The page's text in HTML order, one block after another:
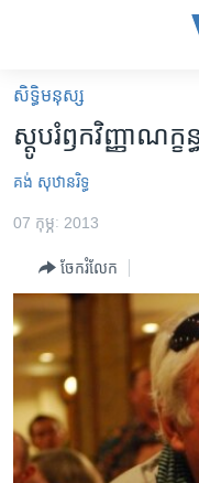
គេហទំព័រ​
ទាក់ទង
រំលង​
និង​
ទៅ​​
តែ​
ម្តង
រំលង​
ទៅ​
ទំព័រ​
អន្តរជាតិ
អាមេរិក
ចិន
ហេឡូវីអូអេ
កម្ពុជាច្នៃប្រតិដ្ឋ
ព្រឹត្តិការណ៍ព័ត៌មាន
ទូរទស្សន៍ / វីដេអូ​
វិទ្យុ / ផតខាសថ៍
កម្មវិធីទាំងអស់
សិទ្ធិ​មនុស្ស
ស្តូប​រំឭក​វិញ្ញាណ​ក្ខន្
គង់ សុឋានរិទ្ធ
07 កុម្ភៈ 2013
ចែករំលែក